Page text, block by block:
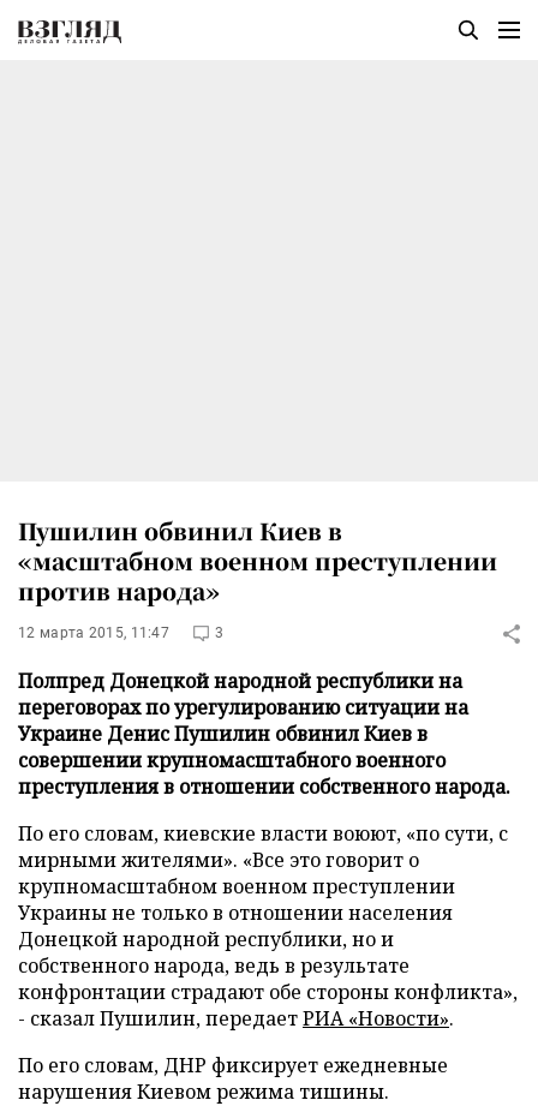
Пушилин обвинил Киев в
«масштабном военном преступлении
против народа»
12 марта 2015, 11:47 3
Полпред Донецкой народной республики на
переговорах по урегулированию ситуации на
Украине Денис Пушилин обвинил Киев в
совершении крупномасштабного военного
преступления в отношении собственного народа.
По его словам, киевские власти воюют, «по сути, с
мирными жителями». «Все это говорит о
крупномасштабном военном преступлении
Украины не только в отношении населения
Донецкой народной республики, но и
собственного народа, ведь в результате
конфронтации страдают обе стороны конфликта»,
- сказал Пушилин, передаетРИА «Новости».
По его словам, ДНР фиксирует ежедневные
нарушения Киевом режима тишины.